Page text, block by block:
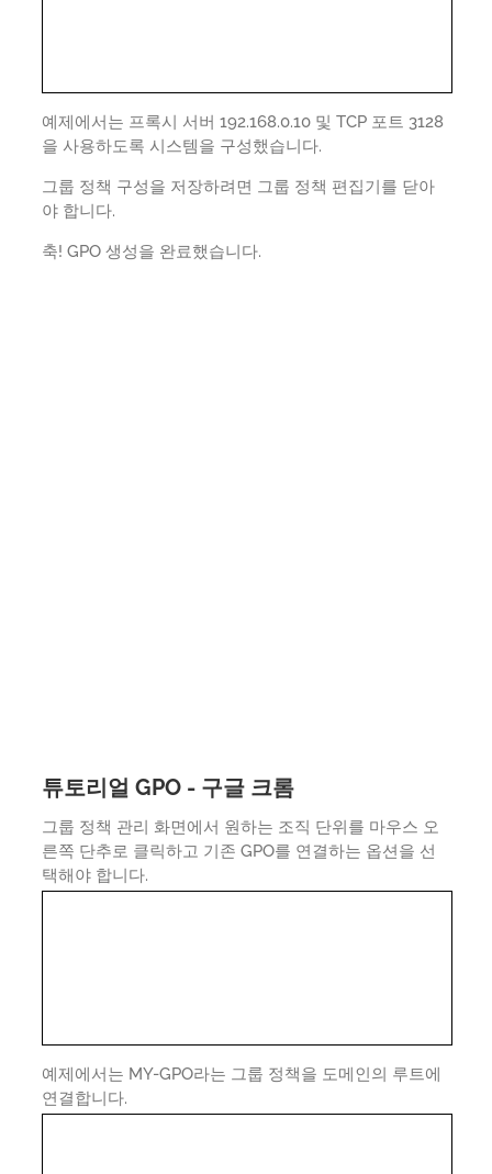
예제에서는 프록시 서버 192.168.0.10 및 TCP 포트 3128
을 사용하도록 시스템을 구성했습니다.
그룹 정책 구성을 저장하려면 그룹 정책 편집기를 닫아
야 합니다.
축! GPO 생성을 완료했습니다.
튜토리얼 GPO - 구글 크롬
그룹 정책 관리 화면에서 원하는 조직 단위를 마우스 오
른쪽 단추로 클릭하고 기존 GPO를 연결하는 옵션을 선
택해야 합니다.
예제에서는 MY-GPO라는 그룹 정책을 도메인의 루트에
연결합니다.